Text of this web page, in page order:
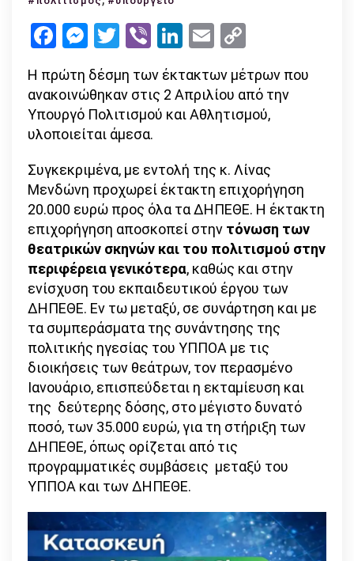
Facebook
Messenger
Twitter
ViberLinkedIn
Email
Η πρώτη δέσμη των έκτακτων μέτρων που
ανακοινώθηκαν στις 2 Απριλίου από την
Υπουργό Πολιτισμού και Αθλητισμού,
υλοποιείται άμεσα.
Συγκεκριμένα, με εντολή της κ. Λίνας
Μενδώνη προχωρεί έκτακτη επιχορήγηση
20.000 ευρώ προς όλα τα ΔΗΠΕΘΕ. Η έκτακτη
επιχορήγηση αποσκοπεί στην τόνωση των
θεατρικών σκηνών και του πολιτισμού στην
περιφέρεια γενικότερα, καθώς και στην
ενίσχυση του εκπαιδευτικού έργου των
ΔΗΠΕΘΕ. Εν τω μεταξύ, σε συνάρτηση και με
τα συμπεράσματα της συνάντησης της
πολιτικής ηγεσίας του ΥΠΠΟΑ με τις
διοικήσεις των θεάτρων, τον περασμένο
Ιανουάριο, επισπεύδεται η εκταμίευση και
της δεύτερης δόσης, στο μέγιστο δυνατό
ποσό, των 35.000 ευρώ, για τη στήριξη των
ΔΗΠΕΘΕ, όπως ορίζεται από τις
προγραμματικές συμβάσεις μεταξύ του
ΥΠΠΟΑ και των ΔΗΠΕΘΕ.